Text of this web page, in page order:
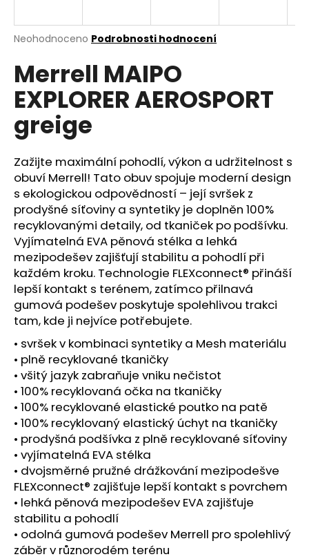
Průměrné
produktu
je
0,0
5
hvězdiček.
Neohodnoceno Podrobnosti hodnocení
Merrell MAIPO
EXPLORER AEROSPORT
greige
Zažijte maximální pohodlí, výkon a udržitelnost s
obuví Merrell! Tato obuv spojuje moderní design
s ekologickou odpovědností – její svršek z
prodyšné síťoviny a syntetiky je doplněn 100%
recyklovanými detaily, od tkaniček po podšívku.
Vyjímatelná EVA pěnová stélka a lehká
mezipodešev zajišťují stabilitu a pohodlí při
každém kroku. Technologie FLEXconnect® přináší
lepší kontakt s terénem, zatímco přilnavá
gumová podešev poskytuje spolehlivou trakci
tam, kde ji nejvíce potřebujete.
• svršek v kombinaci syntetiky a Mesh materiálu
• plně recyklované tkaničky
• všitý jazyk zabraňuje vniku nečistot
• 100% recyklovaná očka na tkaničky
• 100% recyklované elastické poutko na patě
• 100% recyklovaný elastický úchyt na tkaničky
• prodyšná podšívka z plně recyklované síťoviny
• vyjímatelná EVA stélka
• dvojsměrné pružné drážkování mezipodešve
FLEXconnect® zajišťuje lepší kontakt s povrchem
• lehká pěnová mezipodešev EVA zajišťuje
stabilitu a pohodlí
• odolná gumová podešev Merrell pro spolehlivý
záběr v různorodém terénu
j
t
?
HLEDAT
D
o
p
o
r
u
č
u
j
e
m
e
BOTY
CRAFT
XPLOR
PRO
MATRYX
-
ŠEDÁ
4
399
Kč